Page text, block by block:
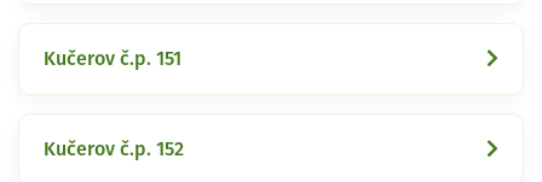
Kučerov č.p. 151
Kučerov č.p. 152